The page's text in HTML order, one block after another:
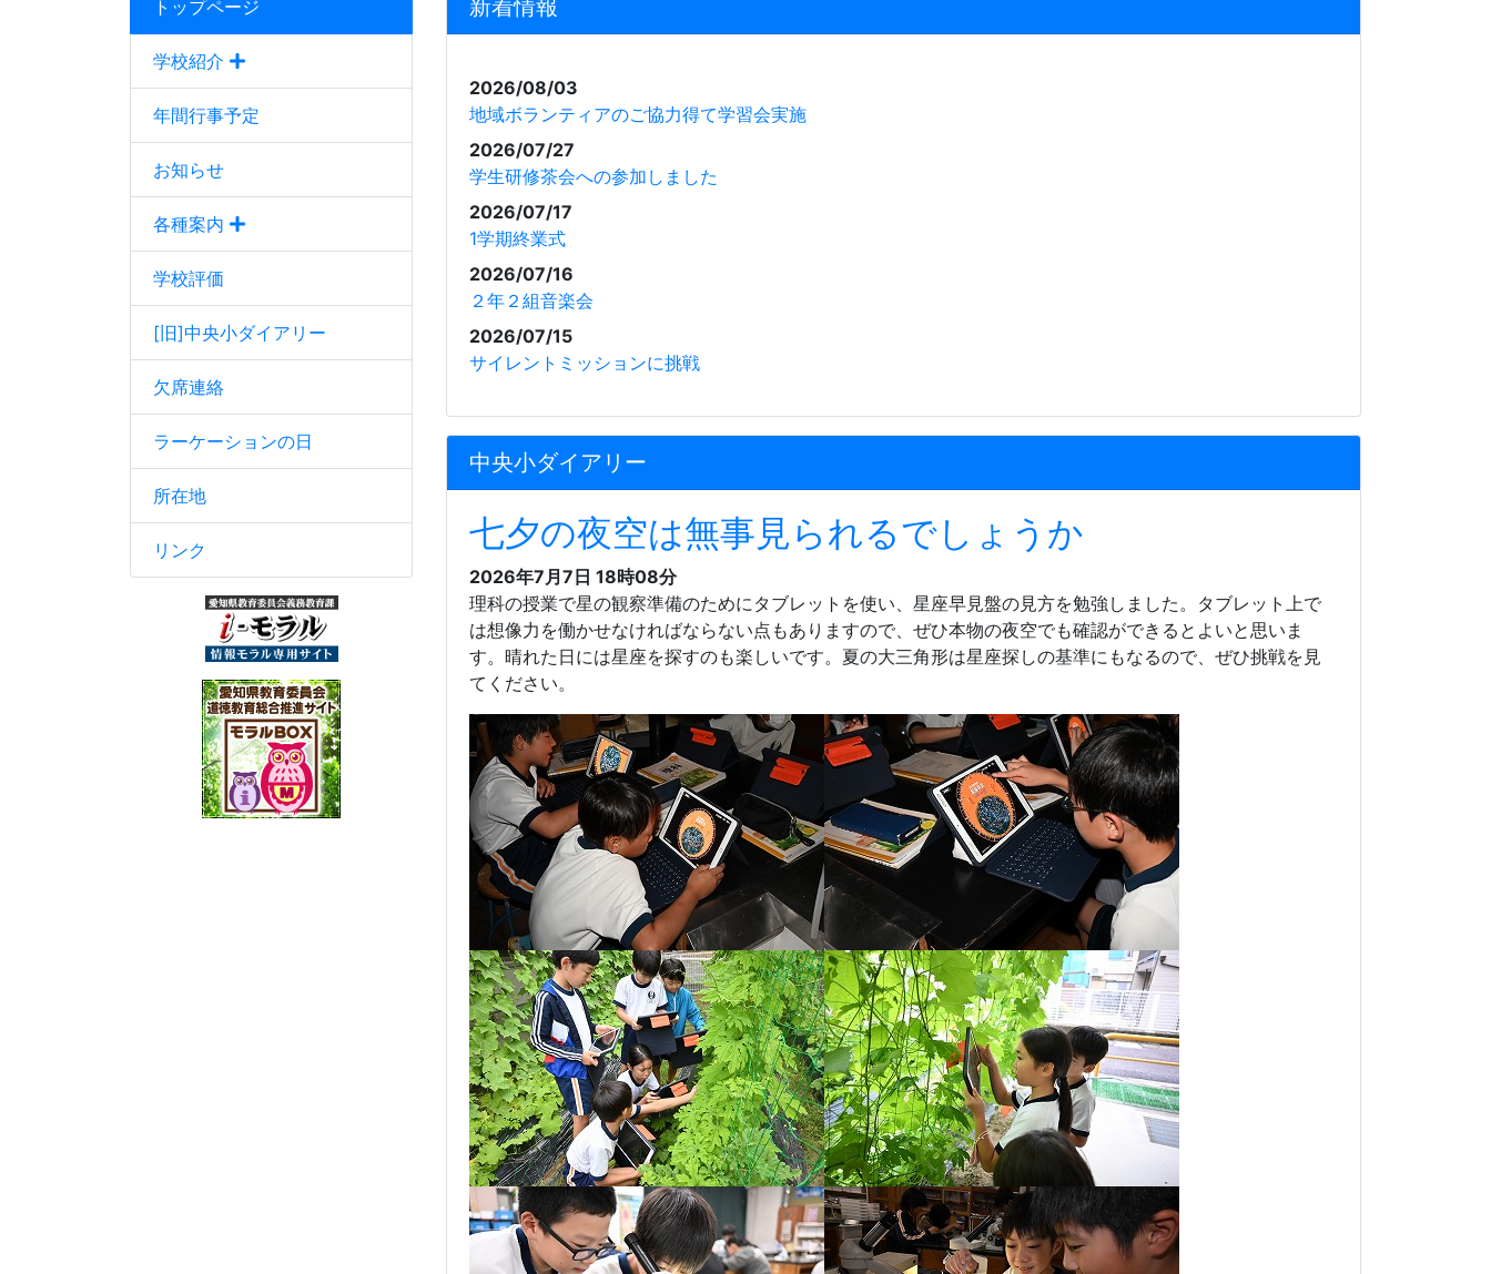
トップページ
学校紹介
年間行事予定
お知らせ
各種案内
学校評価
[旧]中央小ダイアリー
欠席連絡
ラーケーションの日
所在地
リンク
新着情報
2026/08/03
地域ボランティアのご協力得て学習会実施
2026/07/27
学生研修茶会への参加しました
2026/07/17
1学期終業式
2026/07/16
２年２組音楽会
2026/07/15
サイレントミッションに挑戦
中央小ダイアリー
七夕の夜空は無事見られるでしょうか
2026年7月7日 18時08分
理科の授業で星の観察準備のためにタブレットを使い、星座早見盤の見方を勉強しました。タブレット上で
は想像力を働かせなければならない点もありますので、ぜひ本物の夜空でも確認ができるとよいと思いま
す。晴れた日には星座を探すのも楽しいです。夏の大三角形は星座探しの基準にもなるので、ぜひ挑戦を見
てください。